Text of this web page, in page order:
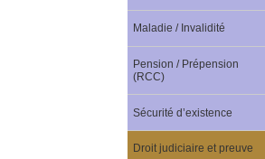
Maladie / Invalidité
Pension / Prépension
(RCC)
Sécurité d’existence
Droit judiciaire et preuve